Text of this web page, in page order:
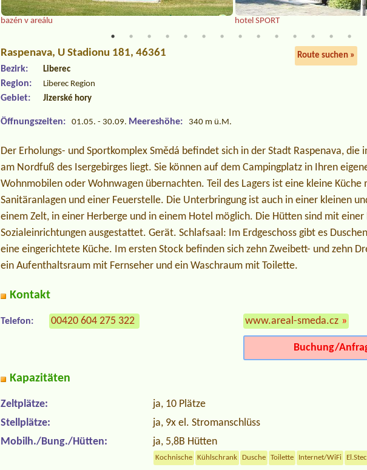
bazén v areálu hotel SPORT
Raspenava, U Stadionu 181, 46361 Route suchen »
Bezirk: Liberec
Region: Liberec Region
Gebiet: Jizerské hory
Öffnungszeiten: 01.05. - 30.09. Meereshöhe: 340 m ü.M.
Der Erholungs- und Sportkomplex Smědá befindet sich in der Stadt Raspenava, die
am Nordfuß des Isergebirges liegt. Sie können auf dem Campingplatz in Ihren
Wohnmobilen oder Wohnwagen übernachten. Teil des Lagers ist eine kleine Küche
Sanitäranlagen und einer Feuerstelle. Die Unterbringung ist auch in einer kleinen
einem Zelt, in einer Herberge und in einem Hotel möglich. Die Hütten sind mit einer
Sozialeinrichtungen ausgestattet. Gerät. Schlafsaal: Im Erdgeschoss gibt es
eine eingerichtete Küche. Im ersten Stock befinden sich zehn Zweibett- und zehn
ein Aufenthaltsraum mit Fernseher und ein Waschraum mit Toilette.
Kontakt
Telefon: 00420 604 275 322 www.areal-smeda.cz »
Buchung/
Kapazitäten
Zeltplätze:
ja, 10 Plätze
Stellplätze:
ja, 9x el. Stromanschlüss
Mobilh./Bung./Hütten:
ja, 5,8B Hütten
Kochnische Kühlschrank Dusche Toilette Internet/WiFi